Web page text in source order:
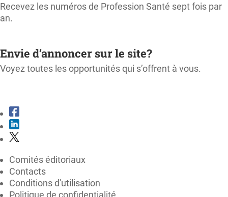
Recevez les numéros de Profession Santé sept fois par
an.
Envie d’annoncer sur le site?
Voyez toutes les opportunités qui s’offrent à vous.
Comités éditoriaux
Contacts
Conditions d'utilisation